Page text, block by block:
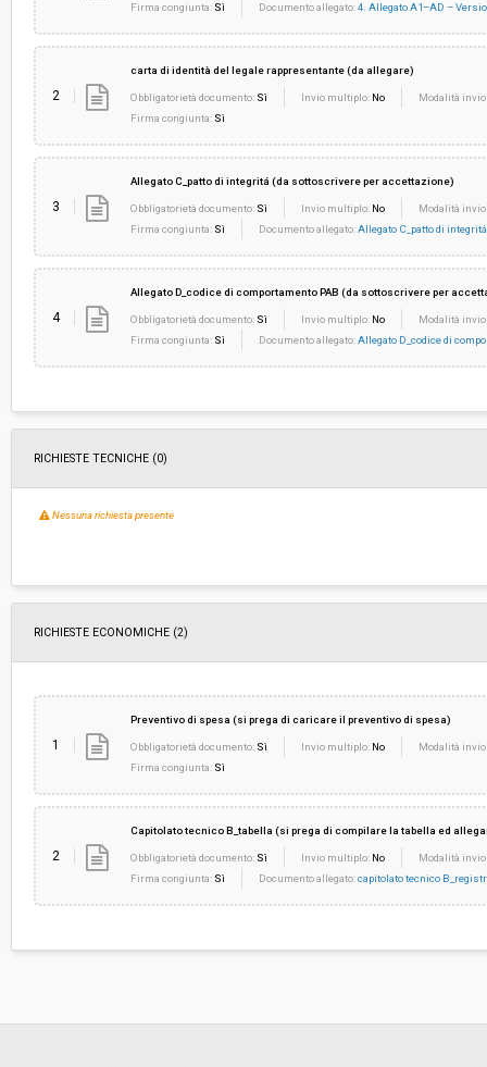
Firma congiunta: Sì Documento allegato:4. Allegato A1–AD –
2
carta di identità del legale rappresentante (da allegare)
Obbligatorietà documento: Sì Invio multiplo: No
Modalità
Firma congiunta: Sì
3
Allegato C_patto di integritá (da sottoscrivere per accettazione)
Obbligatorietà documento: Sì Invio multiplo: No
Modalità
Firma congiunta: Sì Documento allegato:Allegato C_patto di
4
Allegato D_codice di comportamento PAB (da sottoscrivere per
Obbligatorietà documento: Sì Invio multiplo: No
Modalità
Firma congiunta: Sì Documento allegato:Allegato D_codice di
RICHIESTE TECNICHE (0)
Nessuna richiesta presente
RICHIESTE ECONOMICHE (2)
1
Preventivo di spesa (si prega di caricare il preventivo di spesa)
Obbligatorietà documento: Sì Invio multiplo: No
Modalità
Firma congiunta: Sì
2
Capitolato tecnico B_tabella (si prega di compilare la tabella ed
Obbligatorietà documento: Sì Invio multiplo: No
Modalità
Firma congiunta: Sì Documento allegato:capitolato tecnico